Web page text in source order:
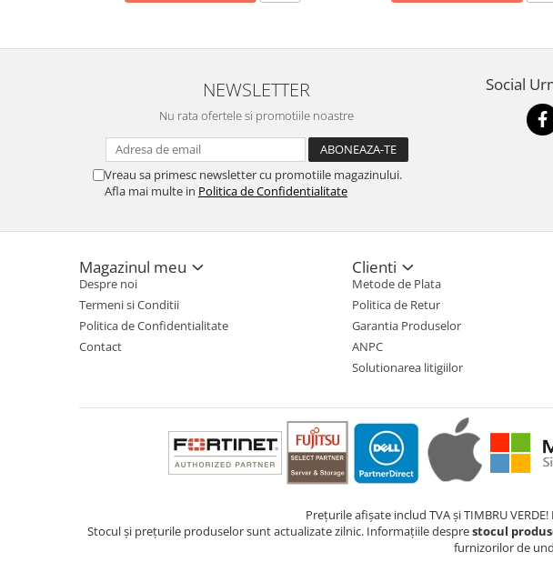
Printing
TV, Multimedia & Electronice
Multimedia
Foto & Video
Cloud si Aplicatii SaaS
NEWSLETTER
Nu rata ofertele si promotiile noastre
Vreau sa primesc newsletter cu promotiile magazinului.
Afla mai multe in Politica de Confidentialitate
Social
Magazinul meu
Despre noi
Termeni si Conditii
Politica de Confidentialitate
Contact
Clienti
Metode de Plata
Politica de Retur
Garantia Produselor
ANPC
Solutionarea litigiilor
Prețurile afișate includ TVA și TIMBRU
Stocul și prețurile produselor sunt actualizate zilnic. Informațiile desprestocul
furnizorilor de